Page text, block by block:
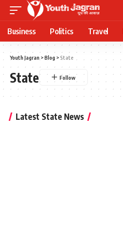
Business Politics Travel
Youth Jagran >Blog >State
State
Latest State News